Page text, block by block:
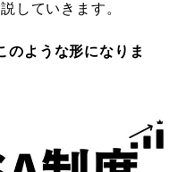
していきます。
のような形になりま